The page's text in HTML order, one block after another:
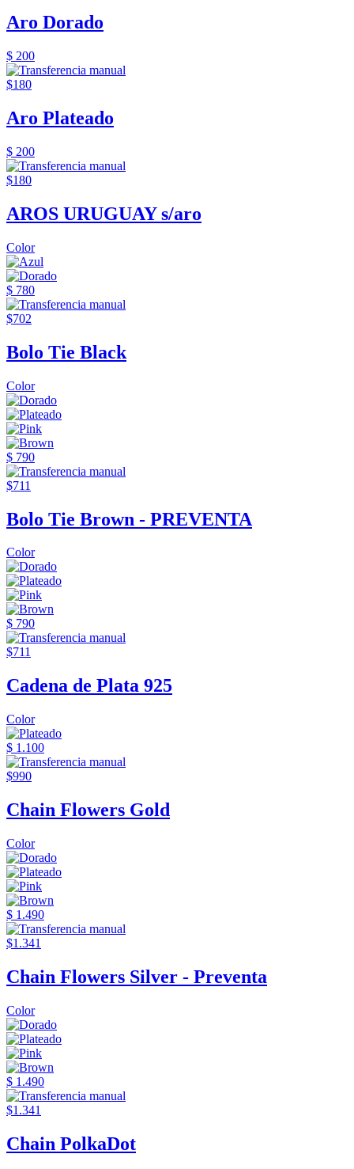
Aro Dorado
$ 200
$180
Aro Plateado
$ 200
$180
AROS URUGUAY s/aro
Color
$ 780
$702
Bolo Tie Black
Color
$ 790
$711
Bolo Tie Brown - PREVENTA
Color
$ 790
$711
Cadena de Plata 925
Color
$ 1.100
$990
Chain Flowers Gold
Color
$ 1.490
$1.341
Chain Flowers Silver - Preventa
Color
$ 1.490
$1.341
Chain PolkaDot